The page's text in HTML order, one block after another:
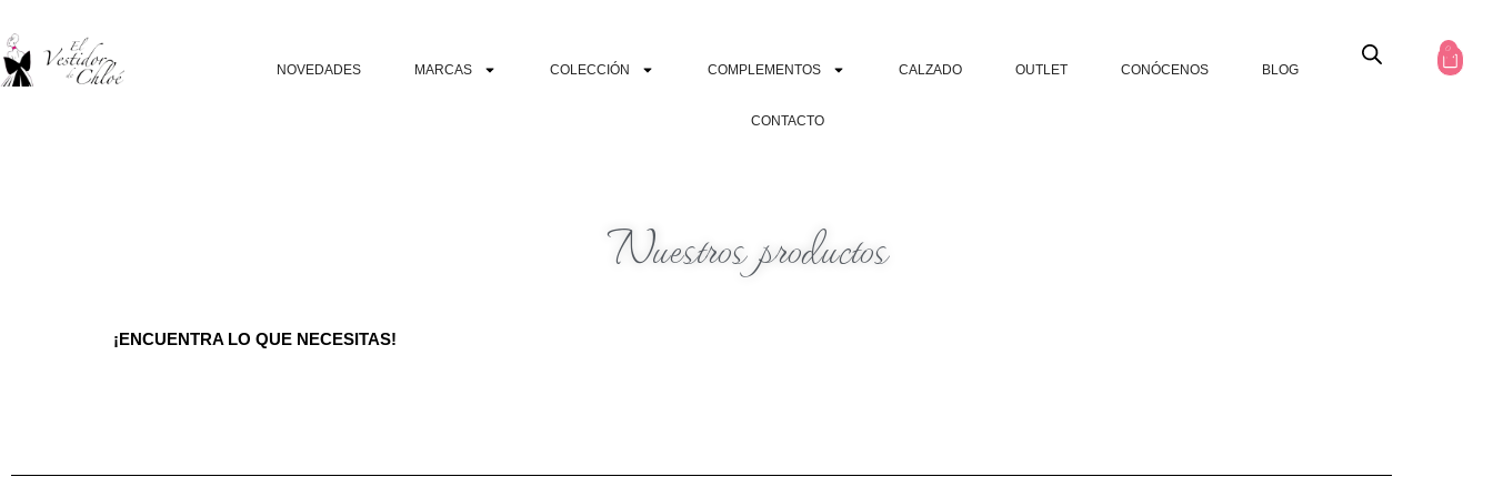
NOVEDADES MARCAS COLECCIÓN COMPLEMENTOS CALZADO OUTLET CONÓCENOS BLOG
CONTACTO
0
Nuestros productos
¡ENCUENTRA LO QUE NECESITAS!